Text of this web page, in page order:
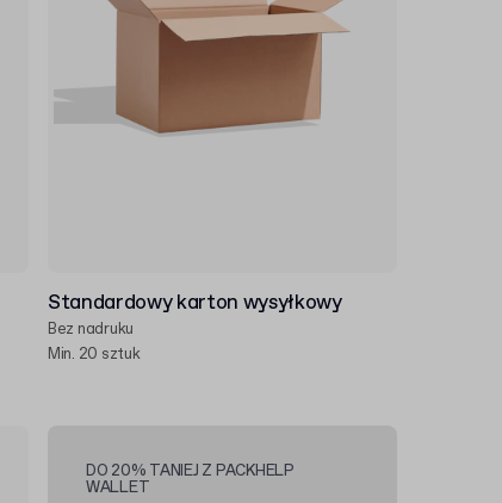
Standardowy karton wysyłkowy
Bez nadruku
Min. 20 sztuk
DO 20% TANIEJ Z PACKHELP
WALLET